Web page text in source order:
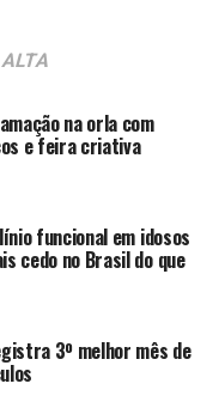
na orla com
e feira criativa
funcional em idosos
cedo no Brasil do que
3º melhor mês de